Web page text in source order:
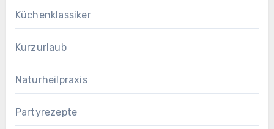
Küchenklassiker
Kurzurlaub
Naturheilpraxis
Partyrezepte